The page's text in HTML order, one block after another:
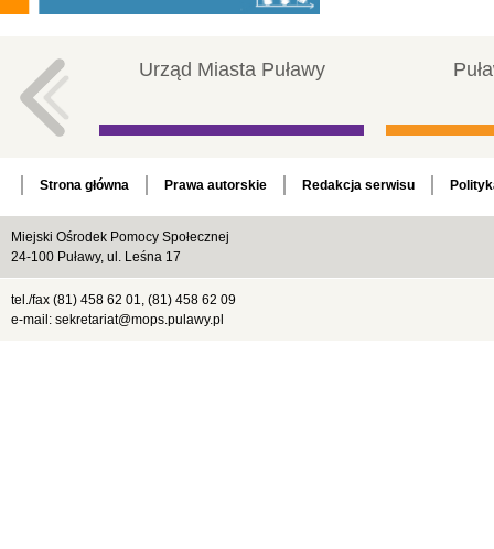
Urząd Miasta Puławy
Strona główna Prawa autorskie Redakcja serwisu
Miejski Ośrodek Pomocy Społecznej
24-100 Puławy, ul. Leśna 17
tel./fax (81) 458 62 01, (81) 458 62 09
e-mail: sekretariat@mops.pulawy.pl